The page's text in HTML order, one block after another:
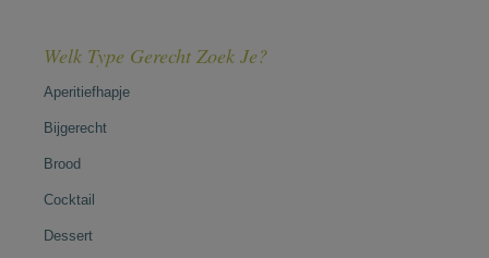
Welk Type Gerecht Zoek Je?
Aperitiefhapje
Bijgerecht
Brood
Cocktail
Dessert